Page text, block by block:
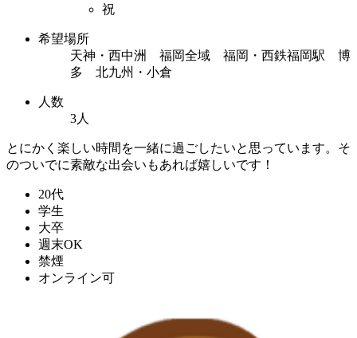
祝
希望場所
天神・西中洲 福岡全域 福岡・西鉄福岡駅 博
多 北九州・小倉
人数
3人
とにかく楽しい時間を一緒に過ごしたいと思っています。そ
のついでに素敵な出会いもあれば嬉しいです！
20代
学生
大卒
週末OK
禁煙
オンライン可